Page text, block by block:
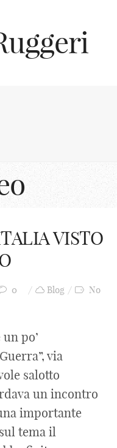
VISTO
0 Blog
No
po’
via
salotto
un incontro
importante
tema il